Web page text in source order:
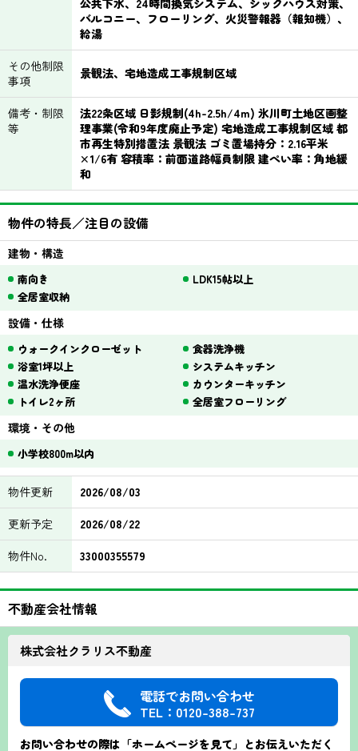
公共下水、24時間換気システム、シックハウス対策、
バルコニー、フローリング、火災警報器（報知機）、
給湯
その他制限
事項
景観法、宅地造成工事規制区域
備考・制限
等
法22条区域 日影規制(4h-2.5h/4m) 氷川町土地区画整
理事業(令和9年度廃止予定) 宅地造成工事規制区域 都
市再生特別措置法 景観法 ゴミ置場持分：2.16平米
×1/6有 容積率：前面道路幅員制限 建ぺい率：角地緩
和
物件の特長／注目の設備
建物・構造
南向き
LDK15帖以上
全居室収納
設備・仕様
ウォークインクローゼット
食器洗浄機
浴室1坪以上
システムキッチン
温水洗浄便座
カウンターキッチン
トイレ2ヶ所
全居室フローリング
環境・その他
小学校800m以内
物件更新
2026/08/03
更新予定
2026/08/22
物件No.
33000355579
不動産会社情報
株式会社クラリス不動産
電話でお問い合わせ
TEL：0120-388-737
お問い合わせの際は「ホームページを見て」とお伝えいただく